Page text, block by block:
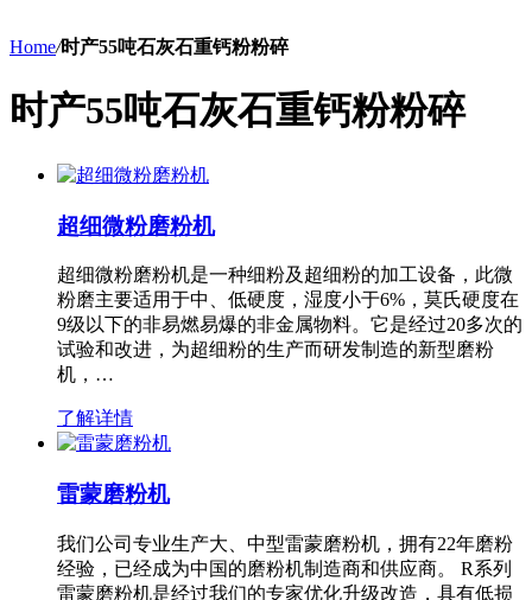
Home/时产55吨石灰石重钙粉粉碎
时产55吨石灰石重钙粉粉碎
超细微粉磨粉机
超细微粉磨粉机是一种细粉及超细粉的加工设备，此微
粉磨主要适用于中、低硬度，湿度小于6%，莫氏硬度在
9级以下的非易燃易爆的非金属物料。它是经过20多次的
试验和改进，为超细粉的生产而研发制造的新型磨粉
机，…
了解详情
雷蒙磨粉机
我们公司专业生产大、中型雷蒙磨粉机，拥有22年磨粉
经验，已经成为中国的磨粉机制造商和供应商。 R系列
雷蒙磨粉机是经过我们的专家优化升级改造，具有低损